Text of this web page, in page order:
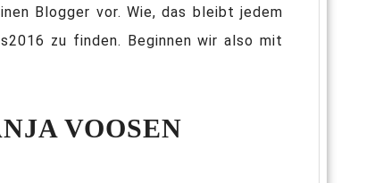
Blogger vor. Wie, das bleibt jedem
zu finden. Beginnen wir also mit
VOOSEN